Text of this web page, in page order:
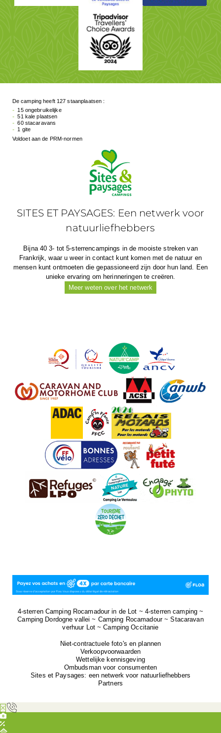
De camping heeft 127 staanplaatsen :
15 ongebruikelijke
51 kale plaatsen
60 stacaravans
1 gite
Voldoet aan de PRM-normen
SITES ET PAYSAGES: Een netwerk voor
natuurliefhebbers
Bijna 40 3- tot 5-sterrencampings in de mooiste streken van
Frankrijk, waar u weer in contact kunt komen met de natuur en
mensen kunt ontmoeten die gepassioneerd zijn door hun land. Een
unieke ervaring om herinneringen te creëren.
Meer weten over het netwerk
4-sterren Camping Rocamadour in de Lot ~ 4-sterren camping ~
Camping Dordogne vallei ~ Camping Rocamadour ~ Stacaravan
verhuur Lot ~ Camping Occitanie
Niet-contractuele foto's en plannen
Verkoopvoorwaarden
Wettelijke kennisgeving
Ombudsman voor consumenten
Sites et Paysages: een netwerk voor natuurliefhebbers
Partners